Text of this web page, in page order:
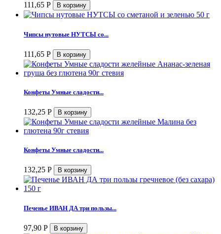
111,65 Р
Чипсы нутовые НУТСЫ со...
111,65 Р
Конфеты Умные сладости...
132,25 Р
Конфеты Умные сладости...
132,25 Р
Печенье ИВАН ДА три пользы...
97,90 Р